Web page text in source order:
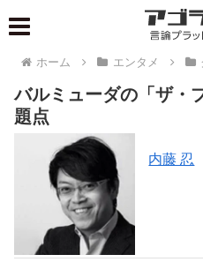
ホーム エンタメ
バルミューダの「ザ・
題点
内藤 忍